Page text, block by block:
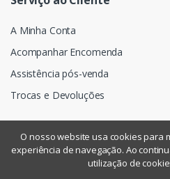
A Minha Conta
Acompanhar Encomenda
Assistência pós-venda
Trocas e Devoluções
©Assismática- Todos os
O nosso website usa cookies para
experiência de navegação. Ao
utilização de